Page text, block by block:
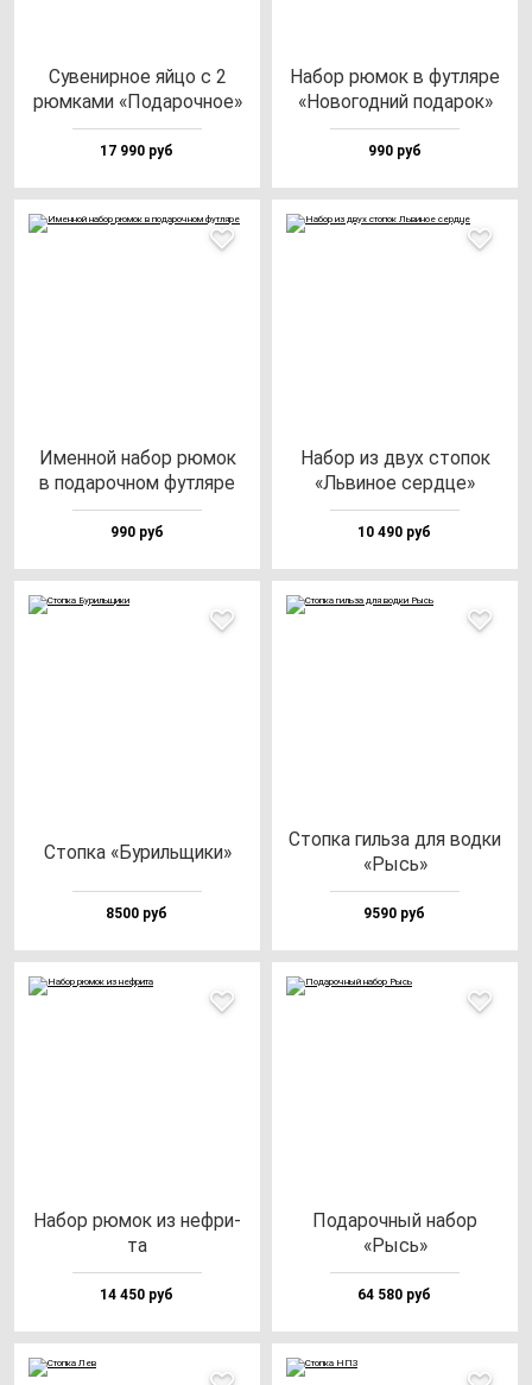
Суве­нир­ное яй­цо с 2
рюм­ка­ми «Пода­роч­ное»
17 990 руб
Набор рю­мок в фут­ля­ре
«Ново­год­ний по­да­рок»
990 руб
Имен­ной на­бор рю­мок
в по­да­роч­ном фут­ля­ре
990 руб
Набор из двух сто­пок
«Ль­ви­ное сер­дце»
10 490 руб
Стоп­ка «Буриль­щи­ки»
8500 руб
Стоп­ка гиль­за для вод­ки
«Рысь»
9590 руб
Набор рю­мок из неф­ри­
та
14 450 руб
Пода­роч­ный на­бор
«Рысь»
64 580 руб